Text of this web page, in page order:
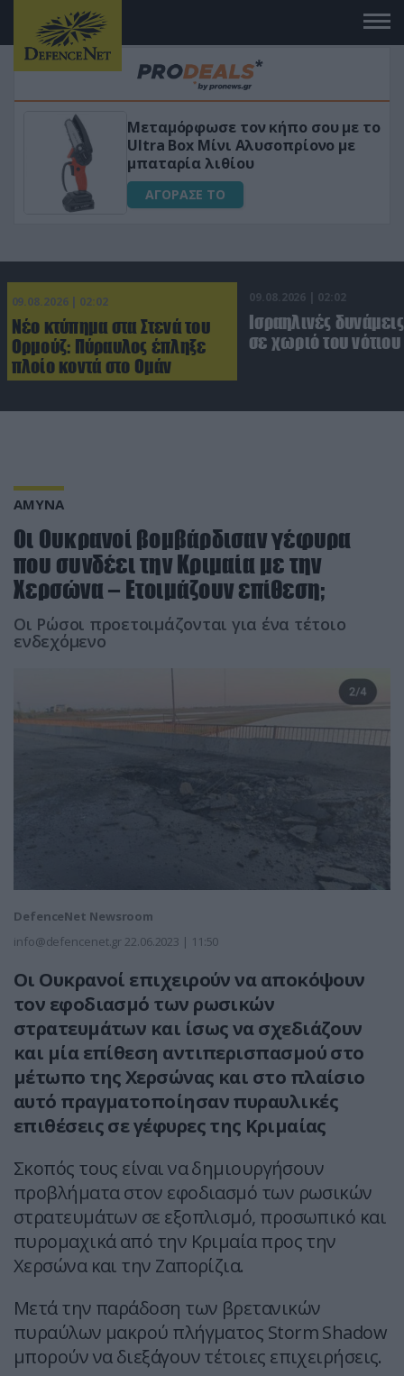
σου με το
με
«Μαγική» φόρμουλα
για αύξηση της λίμπιντο
ΑΓΟΡΑΣΕ ΤΟ
09.08.2026 | 02:02
Νέο κτύπημα στα Στενά του
Ορμούζ: Πύραυλος έπληξε
πλοίο κοντά στο Ομάν
09.08.2026 | 02:02
Ισραηλινές
σε χωριό του
ΑΜΥΝΑ
Οι Ουκρανοί βομβάρδισαν γέφυρα
που συνδέει την Κριμαία με την
Χερσώνα – Ετοιμάζουν επίθεση;
Οι Ρώσοι προετοιμάζονται για ένα τέτοιο
ενδεχόμενο
DefenceNet Newsroom
info@defencenet.gr 22.06.2023 | 11:50
Οι Ουκρανοί επιχειρούν να αποκόψουν
τον εφοδιασμό των ρωσικών
στρατευμάτων και ίσως να σχεδιάζουν
και μία επίθεση αντιπερισπασμού στο
μέτωπο της Χερσώνας και στο πλαίσιο
αυτό πραγματοποίησαν πυραυλικές
επιθέσεις σε γέφυρες της Κριμαίας
Σκοπός τους είναι να δημιουργήσουν
προβλήματα στον εφοδιασμό των ρωσικών
στρατευμάτων σε εξοπλισμό, προσωπικό και
πυρομαχικά από την Κριμαία προς την
Χερσώνα και την Ζαπορίζια.
Μετά την παράδοση των βρετανικών
πυραύλων μακρού πλήγματος Storm Shadow
μπορούν να διεξάγουν τέτοιες επιχειρήσεις.